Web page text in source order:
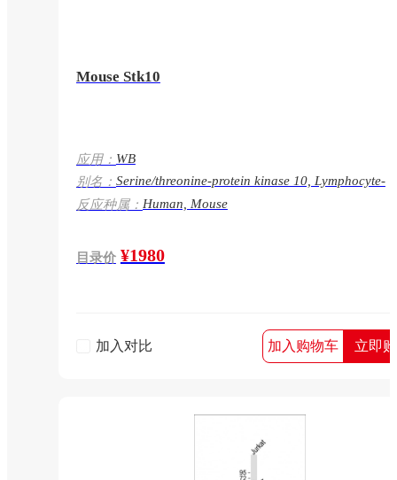
Mouse Stk10
应用： WB
别名： Serine/threonine-protein kinase 10, Lymphocyte-
oriented kinase, Stk10, Lok
反应种属： Human, Mouse
目录价 ¥1980
加入对比 加入购物车 立即